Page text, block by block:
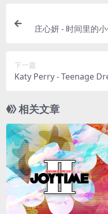
庄心妍 - 时间里的
下一篇
Katy Perry - Teenage
相关文章